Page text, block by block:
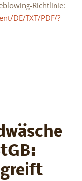
Richtlinie:
DE/TXT/PDF/?
greift